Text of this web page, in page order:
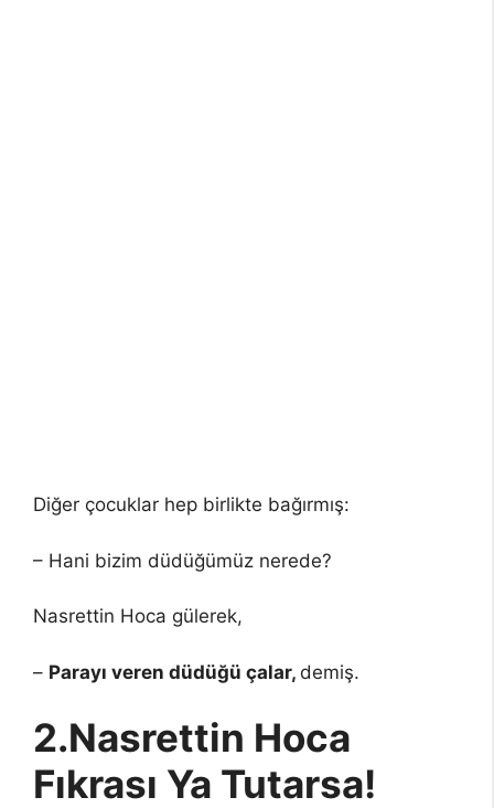
Diğer çocuklar hep birlikte bağırmış:
– Hani bizim düdüğümüz nerede?
Nasrettin Hoca gülerek,
– Parayı veren düdüğü çalar, demiş.
2.Nasrettin Hoca
Fıkrası Ya Tutarsa!